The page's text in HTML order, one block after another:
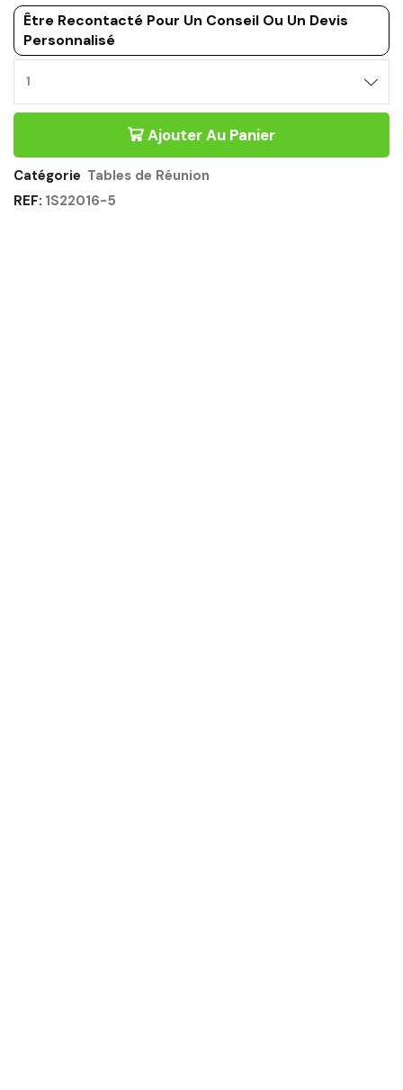
Être Recontacté Pour Un Conseil Ou Un Devis
Personnalisé
DE
160CM
NOIR
Ajouter Au Panier
Catégorie Tables de Réunion
REF: 1S22016-5